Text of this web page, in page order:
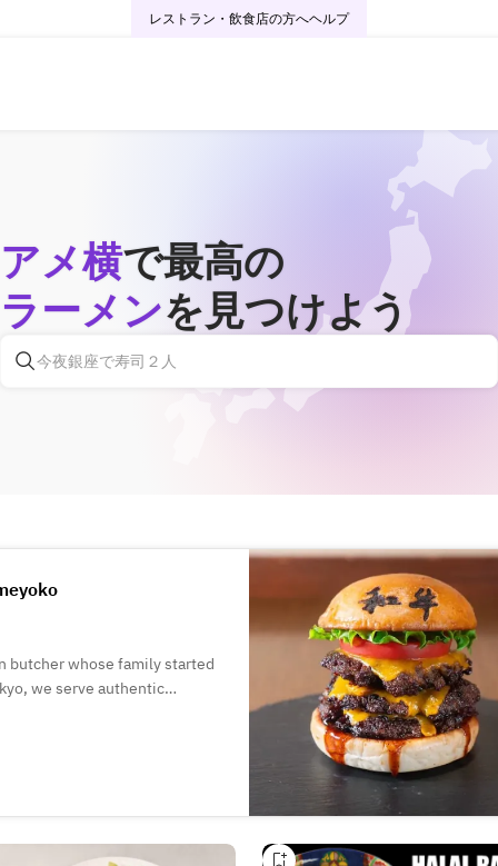
レストラン・飲食店の方へヘルプ
アメ横で最高の
ラーメンを見つけよう
butcher whose family started
we serve authentic